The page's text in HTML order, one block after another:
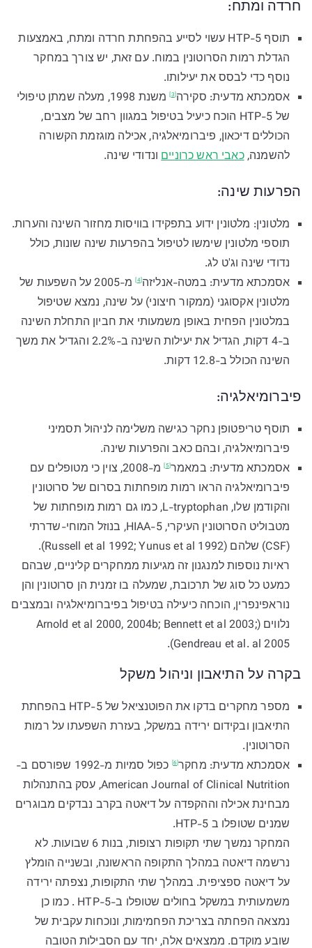
חרדה ומתח:
תוסף 5-HTP עשוי לסייע בהפחתת חרדה ומתח, באמצעות
הגדלת רמות הסרוטונין במוח. עם זאת, יש צורך במחקר
נוסף כדי לבסס את יעילותו.
אסמכתא מדעית: סקירה[3]
משנת 1998, מעלה שמתן טיפולי
של 5-HTP הוכח כיעיל בטיפול במגוון רחב של מצבים,
הכוללים דיכאון, פיברומיאלגיה, אכילה מוגזמת הקשורה
להשמנה,כאבי ראש כרונייםונדודי שינה.
הפרעות שינה:
מלטונין: מלטונין ידוע בתפקידו בוויסות מחזור השינה והערות.
תוספי מלטונין שימשו לטיפול בהפרעות שינה שונות, כולל
נדודי שינה וג'ט לג.
אסמכתא מדעית: במטה-אנליזה[4]
מ-2005 על השפעות של
מלטונין אקסוגני (ממקור חיצוני) על שינה, נמצא שטיפול
במלטונין הפחית באופן משמעותי את חביון התחלת השינה
ב-4 דקות, הגדיל את יעילות השינה ב-2.2% והגדיל את משך
השינה הכולל ב-12.8 דקות.
פיברומיאלגיה:
תוסף טריפטופן נחקר כגישה משלימה לניהול תסמיני
פיברומיאלגיה, ובהם כאב והפרעות שינה.
אסמכתא מדעית: במאמר[5]
מ-2008, צוין כי מטופלים עם
פיברומיאלגיה הראו רמות מופחתות בסרום של סרוטונין
והקודמן שלו, L-tryptophan, כמו גם רמות מופחתות של
מטבוליט הסרוטונין העיקרי, 5-HIAA, בנוזל המוחי-שדרתי
(CSF) שלהם (Russell et al 1992; Yunus et al 1992).
ראיות נוספות למנגנון זה מגיעות ממחקרים קליניים, שבהם
כמעט כל סוג של תרכובת, שמעלה בו זמנית הן סרוטונין והן
נוראפינפרין, הוכחה כיעילה בטיפול בפיברומיאלגיה ובמצבים
נלווים (Arnold et al 2000, 2004b; Bennett et al 2003;
Gendreau et al. al 2005).
בקרה על התיאבון וניהול משקל
מספר מחקרים בדקו את הפוטנציאל של 5-HTP בהפחתת
התיאבון ובקידום ירידה במשקל, בעזרת השפעתו על רמות
הסרוטונין.
אסמכתא מדעית: מחקר[6]
כפול סמיות מ-1992 שפורסם ב-
American Journal of Clinical Nutrition, עסק בהתנהלות
מבחינת אכילה וההקפדה על דיאטה בקרב נבדקים מבוגרים
שמנים שטופלו ב 5-HTP.
המחקר נמשך שתי תקופות רצופות, בנות 6 שבועות. לא
נרשמה דיאטה במהלך התקופה הראשונה, ובשנייה הומלץ
על דיאטה ספציפית. במהלך שתי התקופות, נצפתה ירידה
משמעותית במשקל בחולים שטופלו ב-5-HTP . כמו כן
נמצאה הפחתה בצריכת הפחמימות, ונוכחות עקבית של
שובע מוקדם. ממצאים אלה, יחד עם הסבילות הטובה